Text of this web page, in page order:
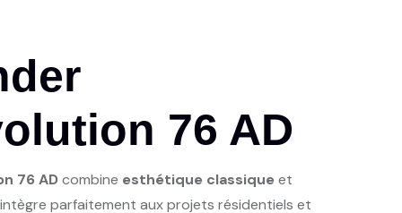
76 AD
76 ADcombine esthétique classique et
parfaitement aux projets résidentiels et